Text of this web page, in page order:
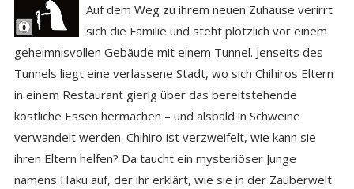
Auf dem Weg zu ihrem neuen Zuhause verirrt
sich die Familie und steht plötzlich vor einem
geheimnisvollen Gebäude mit einem Tunnel. Jenseits des
Tunnels liegt eine verlassene Stadt, wo sich Chihiros Eltern
in einem Restaurant gierig über das bereitstehende
köstliche Essen hermachen – und alsbald in Schweine
verwandelt werden. Chihiro ist verzweifelt, wie kann sie
ihren Eltern helfen? Da taucht ein mysteriöser Junge
namens Haku auf, der ihr erklärt, wie sie in der Zauberwelt